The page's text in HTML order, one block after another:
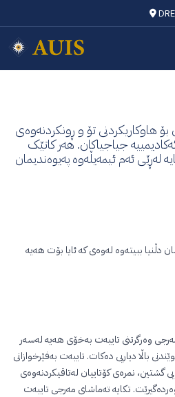
هاوکاریکردنی تۆ و ڕونکردنەوەی
جیاجیاکان. هەر کاتێک
لەڕێی ئەم ئیمەیڵەوە پەیوەندیمان
دڵنیا ببیتەوە لەوەی کە ئایا بۆت هەیە
وەرگرتنی تایبەت بەخۆی هەیە لەسەر
باڵا دیاریی دەکات. تایبەت بەفێرخوازانی
گشتین، نمرەی کۆتاییان لەتاقیکردنەوەی
تکایە تەماشای مەرجی تایبەت